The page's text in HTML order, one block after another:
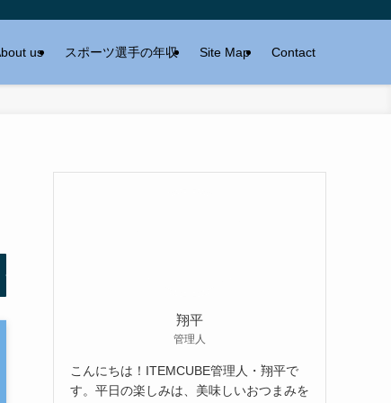
us スポーツ選手の年収 Site Map Contact
翔平
管理人
こんにちは！ITEMCUBE管理人・翔平で
す。平日の楽しみは、美味しいおつまみを